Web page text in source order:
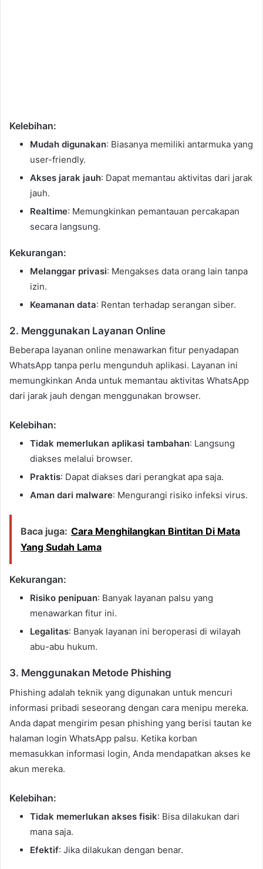
Kelebihan:
Mudah digunakan: Biasanya memiliki antarmuka yang
user-friendly.
Akses jarak jauh: Dapat memantau aktivitas dari jarak
jauh.
Realtime: Memungkinkan pemantauan percakapan
secara langsung.
Kekurangan:
Melanggar privasi: Mengakses data orang lain tanpa
izin.
Keamanan data: Rentan terhadap serangan siber.
2. Menggunakan Layanan Online
Beberapa layanan online menawarkan fitur penyadapan
WhatsApp tanpa perlu mengunduh aplikasi. Layanan ini
memungkinkan Anda untuk memantau aktivitas WhatsApp
dari jarak jauh dengan menggunakan browser.
Kelebihan:
Tidak memerlukan aplikasi tambahan: Langsung
diakses melalui browser.
Praktis: Dapat diakses dari perangkat apa saja.
Aman dari malware: Mengurangi risiko infeksi virus.
Baca juga: Cara Menghilangkan Bintitan Di Mata
Yang Sudah Lama
Kekurangan:
Risiko penipuan: Banyak layanan palsu yang
menawarkan fitur ini.
Legalitas: Banyak layanan ini beroperasi di wilayah
abu-abu hukum.
3. Menggunakan Metode Phishing
Phishing adalah teknik yang digunakan untuk mencuri
informasi pribadi seseorang dengan cara menipu mereka.
Anda dapat mengirim pesan phishing yang berisi tautan ke
halaman login WhatsApp palsu. Ketika korban
memasukkan informasi login, Anda mendapatkan akses ke
akun mereka.
Kelebihan:
Tidak memerlukan akses fisik: Bisa dilakukan dari
mana saja.
Efektif: Jika dilakukan dengan benar.